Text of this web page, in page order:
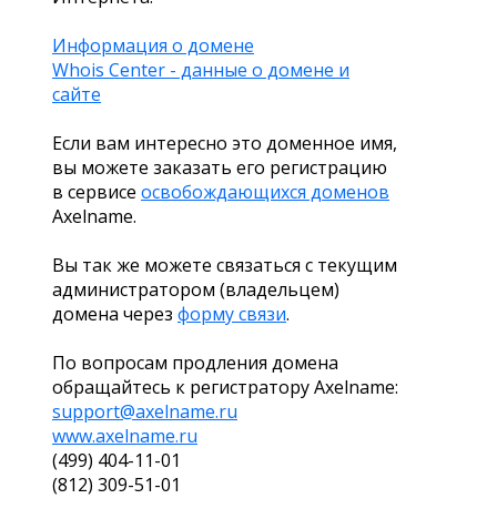
Информация о домене
Whois Center - данные о домене и
сайте
Если вам интересно это доменное имя,
вы можете заказать его регистрацию
в сервисе освобождающихся доменов
Axelname.
Вы так же можете связаться с текущим
администратором (владельцем)
домена через форму связи.
По вопросам продления домена
обращайтесь к регистратору Axelname:
support@axelname.ru
www.axelname.ru
(499) 404-11-01
(812) 309-51-01